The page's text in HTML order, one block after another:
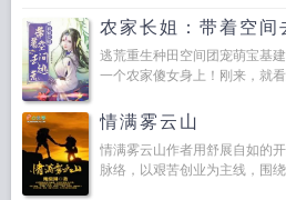
农家长姐：带着空间
逃荒重生种田空间团宠萌宝基
一个农家傻女身上！刚来，就
情满雾云山
情满雾云山作者用舒展自如的
脉络，以艰苦创业为主线，围